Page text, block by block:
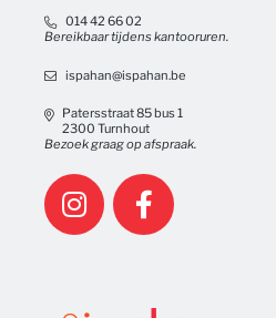
014 42 66 02
Bereikbaar tijdens kantooruren.
ispahan@ispahan.be
Patersstraat 85 bus 1
2300 Turnhout
Bezoek graag op afspraak.